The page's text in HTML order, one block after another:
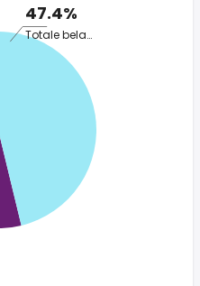
47.4%
Totale belasting